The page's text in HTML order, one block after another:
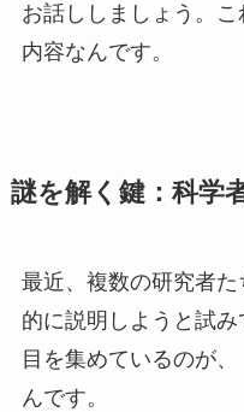
お話ししましょう。
内容なんです。
謎を解く鍵：科学
最近、複数の研究者
的に説明しようと試
目を集めているのが
んです。